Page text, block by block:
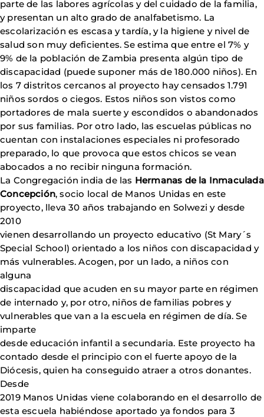
parte de las labores agrícolas y del cuidado de la familia,
y presentan un alto grado de analfabetismo. La
escolarización es escasa y tardía, y la higiene y nivel de
salud son muy deficientes. Se estima que entre el 7% y
9% de la población de Zambia presenta algún tipo de
discapacidad (puede suponer más de 180.000 niños). En
los 7 distritos cercanos al proyecto hay censados 1.791
niños sordos o ciegos. Estos niños son vistos como
portadores de mala suerte y escondidos o abandonados
por sus familias. Por otro lado, las escuelas públicas no
cuentan con instalaciones especiales ni profesorado
preparado, lo que provoca que estos chicos se vean
abocados a no recibir ninguna formación.
La Congregación india de las Hermanas de la Inmaculada
Concepción, socio local de Manos Unidas en este
proyecto, lleva 30 años trabajando en Solwezi y desde
2010
vienen desarrollando un proyecto educativo (St Mary´s
Special School) orientado a los niños con discapacidad y
más vulnerables. Acogen, por un lado, a niños con
alguna
discapacidad que acuden en su mayor parte en régimen
de internado y, por otro, niños de familias pobres y
vulnerables que van a la escuela en régimen de día. Se
imparte
desde educación infantil a secundaria. Este proyecto ha
contado desde el principio con el fuerte apoyo de la
Diócesis, quien ha conseguido atraer a otros donantes.
Desde
2019 Manos Unidas viene colaborando en el desarrollo de
esta escuela habiéndose aportado ya fondos para 3